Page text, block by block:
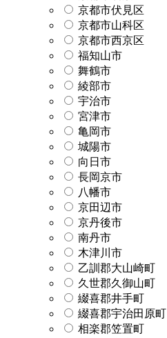
京都市伏見区
京都市山科区
京都市西京区
福知山市
舞鶴市
綾部市
宇治市
宮津市
亀岡市
城陽市
向日市
長岡京市
八幡市
京田辺市
京丹後市
南丹市
木津川市
乙訓郡大山崎町
久世郡久御山町
綴喜郡井手町
綴喜郡宇治田原町
相楽郡笠置町